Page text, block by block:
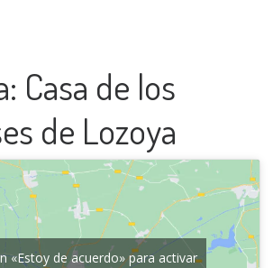
Casa de los
de Lozoya
«Estoy de acuerdo» para activar